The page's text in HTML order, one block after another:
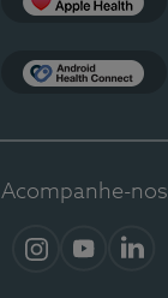
Acompanhe-nos